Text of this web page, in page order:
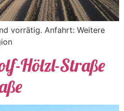
vorrätig. Anfahrt: Weitere
Hölzl-Straße